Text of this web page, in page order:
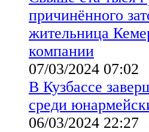
причинённого
жительница
компании
07/03/2024 07:02
В Кузбассе
среди
06/03/2024 22:27